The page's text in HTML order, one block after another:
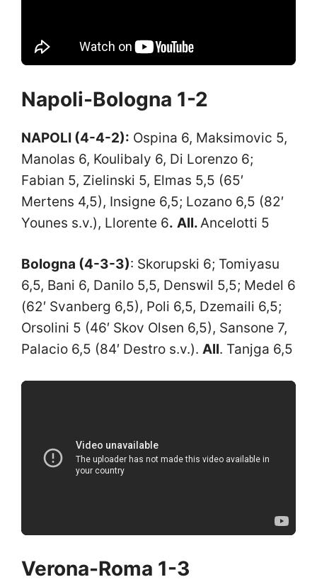
Napoli-Bologna 1-2
NAPOLI (4-4-2): Ospina 6, Maksimovic 5,
Manolas 6, Koulibaly 6, Di Lorenzo 6;
Fabian 5, Zielinski 5, Elmas 5,5 (65′
Mertens 4,5), Insigne 6,5; Lozano 6,5 (82′
Younes s.v.), Llorente 6. All.Ancelotti 5
Bologna (4-3-3): Skorupski 6; Tomiyasu
6,5, Bani 6, Danilo 5,5, Denswil 5,5; Medel 6
(62′ Svanberg 6,5), Poli 6,5, Dzemaili 6,5;
Orsolini 5 (46′ Skov Olsen 6,5), Sansone 7,
Palacio 6,5 (84′ Destro s.v.). All. Tanjga 6,5
Verona-Roma 1-3